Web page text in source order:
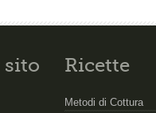
sito
Ricette
Metodi di Cottura